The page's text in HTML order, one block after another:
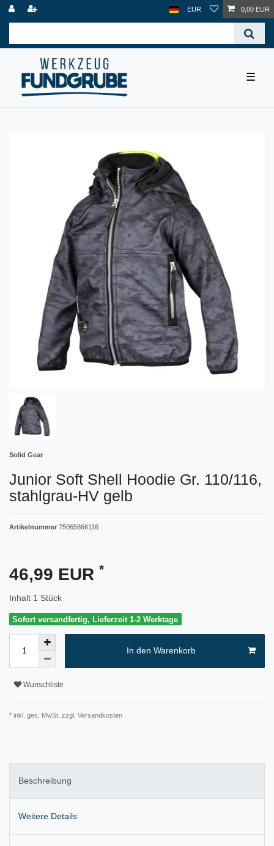
EUR 0,00 EUR
☰
Solid Gear
Junior Soft Shell Hoodie Gr. 110/116,
stahlgrau-HV gelb
Artikelnummer 75065866116
46,99 EUR *
Inhalt 1 Stück
Sofort versandfertig, Lieferzeit 1-2 Werktage
In den Warenkorb
Wunschliste
* inkl. ges. MwSt. zzgl. Versandkosten
Beschreibung
Weitere Details